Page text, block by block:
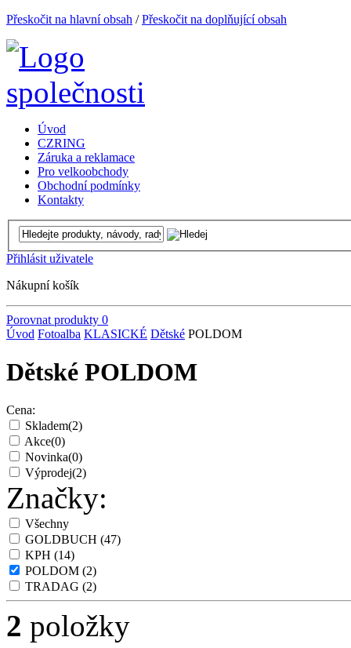
Přeskočit na hlavní obsah /Přeskočit na doplňující obsah
Úvod
CZRING
Záruka a reklamace
Pro velkoobchody
Obchodní podmínky
Kontakty
Přihlásit uživatele
Nákupní košík
Porovnat produkty 0
Úvod Fotoalba KLASICKÉ Dětské POLDOM
Dětské POLDOM
Cena:
Skladem(2)
Akce(0)
Novinka(0)
Výprodej(2)
Značky:
Všechny
GOLDBUCH (47)
KPH (14)
POLDOM (2)
TRADAG (2)
2 položky